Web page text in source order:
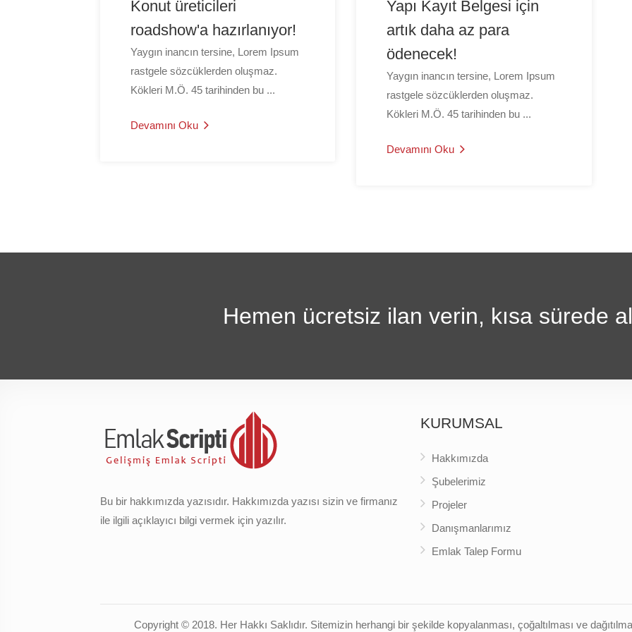
Konut üreticileri
roadshow'a hazırlanıyor!
Yaygın inancın tersine, Lorem Ipsum
rastgele sözcüklerden oluşmaz.
Kökleri M.Ö. 45 tarihinden bu ...
Devamını Oku
Yapı Kayıt Belgesi için
artık daha az para
ödenecek!
Yaygın inancın tersine, Lorem Ipsum
rastgele sözcüklerden oluşmaz.
Kökleri M.Ö. 45 tarihinden bu ...
Devamını Oku
Hemen ücretsiz ilan verin, kısa sürede
Bu bir hakkımızda yazısıdır. Hakkımızda yazısı sizin ve firmanız
ile ilgili açıklayıcı bilgi vermek için yazılır.
KURUMSAL
Hakkımızda
Şubelerimiz
Projeler
Danışmanlarımız
Emlak Talep Formu
Copyright © 2018. Her Hakkı Saklıdır. Sitemizin herhangi bir şekilde kopyalanması, çoğaltılması ve